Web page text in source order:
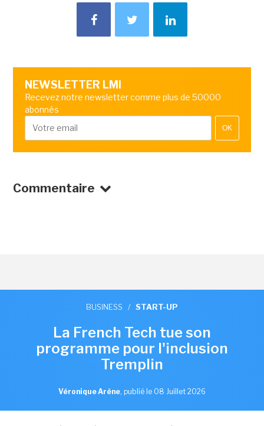
NEWSLETTER LMI
Recevez notre newsletter comme plus de 50000
abonnés
OK
Commentaire
BUSINESS / START-UP
La French Tech tue son
programme pour l'inclusion
Tremplin
Véronique Arène, publié le 08 Juillet 2026